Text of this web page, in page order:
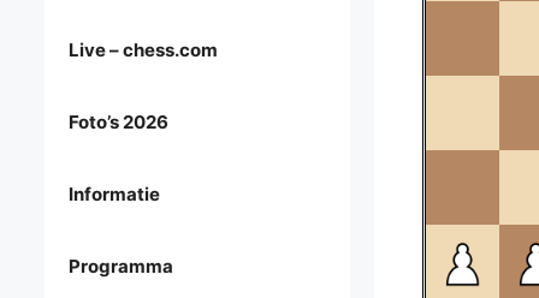
Live – chess.com
Foto’s 2026
Informatie
Programma